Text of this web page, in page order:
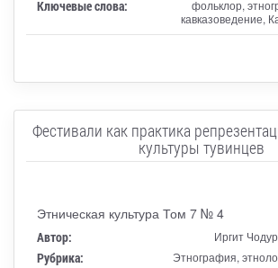
Ключевые слова:
фольклор,
кавказоведение,
Фестивали как практика
культуры тувинцев
Этническая культура Том 7 № 4
Автор: Иргит
Рубрика: Этнография,